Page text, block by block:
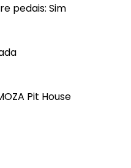
pedais: Sim
Pit House